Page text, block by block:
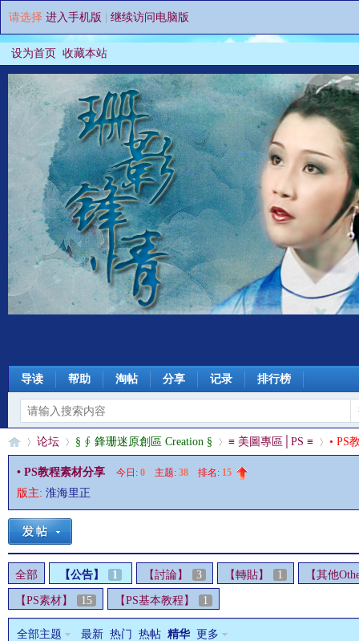
请选择 进入手机版 继续访问电脑版
设为首页 收藏本站
导读 帮助 淘帖 分享 记录 排行榜
§ »
论坛
›
§ ∮ 鋒珊迷原創區 Creation §
›
≡ 美圖專區│PS ≡
›
• PS
• PS教程素材分享 今日: 0 主题: 38 排名: 15
版主: 淮海里正
全部 【公告】 1 【討論】 3 【轉貼】 1 【其他
【PS素材】 15 【PS基本教程】 1
全部主题 最新 热门 热帖 精华 更多